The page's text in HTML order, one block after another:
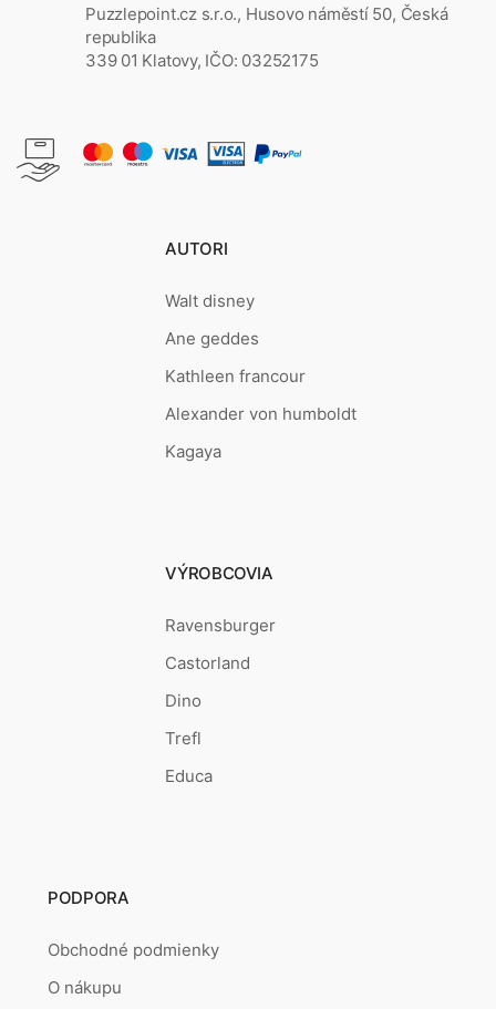
Puzzlepoint.cz s.r.o., Husovo náměstí 50, Česká
republika
339 01 Klatovy, IČO: 03252175
AUTORI
Walt disney
Ane geddes
Kathleen francour
Alexander von humboldt
Kagaya
VÝROBCOVIA
Ravensburger
Castorland
Dino
Trefl
Educa
PODPORA
Obchodné podmienky
O nákupu